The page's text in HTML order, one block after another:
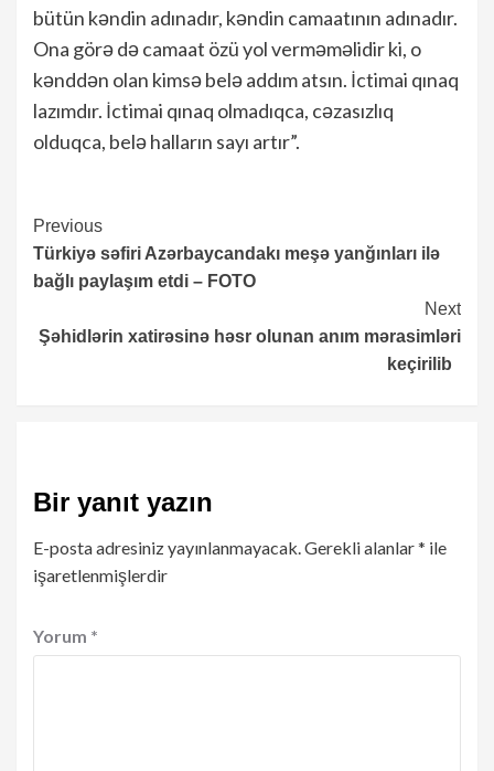
bütün kəndin adınadır, kəndin camaatının adınadır.
Ona görə də camaat özü yol verməməlidir ki, o
kənddən olan kimsə belə addım atsın. İctimai qınaq
lazımdır. İctimai qınaq olmadıqca, cəzasızlıq
olduqca, belə halların sayı artır”.
Continue
Reading
Previous
Türkiyə səfiri Azərbaycandakı meşə yanğınları ilə
bağlı paylaşım etdi – FOTO
Next
Şəhidlərin xatirəsinə həsr olunan anım mərasimləri
keçirilib
Bir yanıt yazın
E-posta adresiniz yayınlanmayacak. Gerekli alanlar* ile
işaretlenmişlerdir
Yorum *